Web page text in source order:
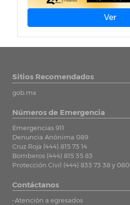
Ver
Sitios Recomendados
gob.mx
Números de Emergencia
Emergencias 911
Denuncia Anónima 089
Cruz Roja (444) 815 73 14
Bomberos (444) 815 35 83
Protección Civil (444) 833 73 38 y 080
Contáctanos
-Atención a egresados